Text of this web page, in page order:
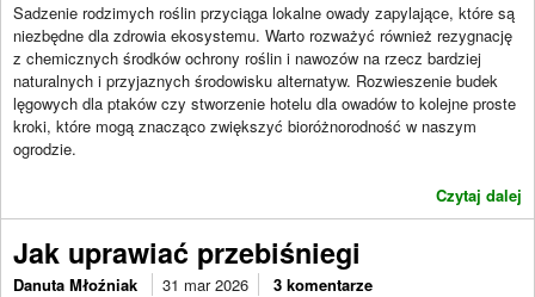
Sadzenie rodzimych roślin przyciąga lokalne owady zapylające, które są
niezbędne dla zdrowia ekosystemu. Warto rozważyć również rezygnację
z chemicznych środków ochrony roślin i nawozów na rzecz bardziej
naturalnych i przyjaznych środowisku alternatyw. Rozwieszenie budek
lęgowych dla ptaków czy stworzenie hotelu dla owadów to kolejne proste
kroki, które mogą znacząco zwiększyć bioróżnorodność w naszym
ogrodzie.
Czytaj dalej
Jak uprawiać przebiśniegi
Danuta Młoźniak 31 mar 2026 3 komentarze